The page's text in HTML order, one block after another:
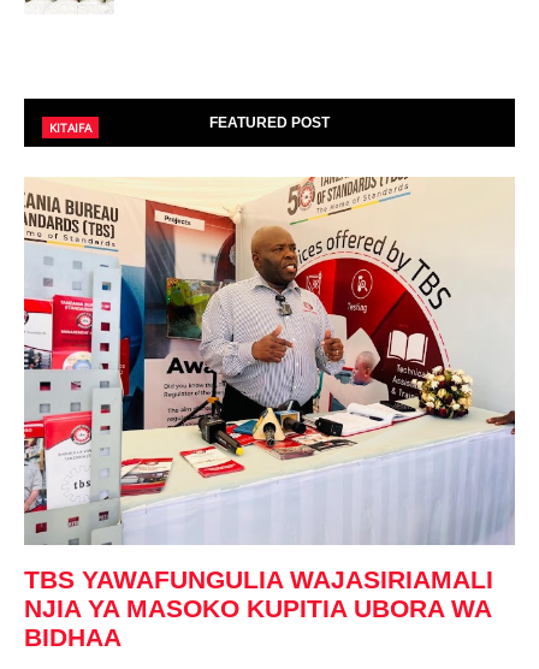
FEATURED POST
KITAIFA
TBS YAWAFUNGULIA WAJASIRIAMALI
NJIA YA MASOKO KUPITIA UBORA WA
BIDHAA